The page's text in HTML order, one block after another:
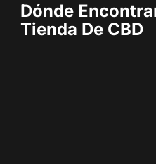
Dónde
Tienda De CBD